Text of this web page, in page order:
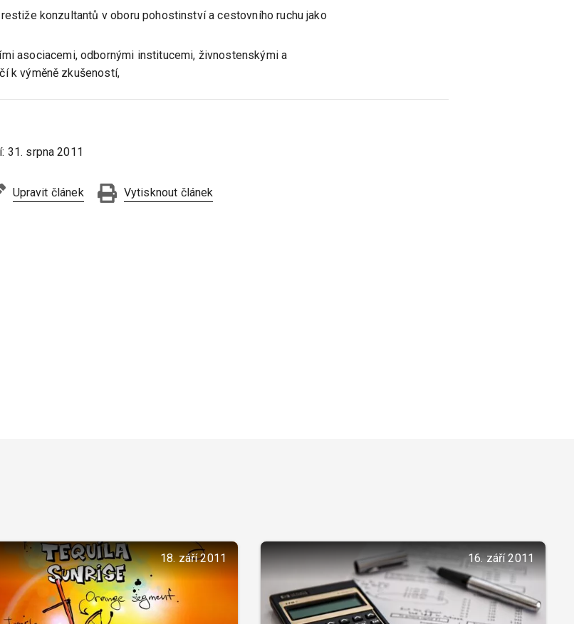
konzultantů v oboru pohostinství a cestovního ruchu jako
asociacemi, odbornými institucemi, živnostenskými a
k výměně zkušeností,
31. srpna 2011
Upravit článek Vytisknout článek
18. září 2011 16. září 2011